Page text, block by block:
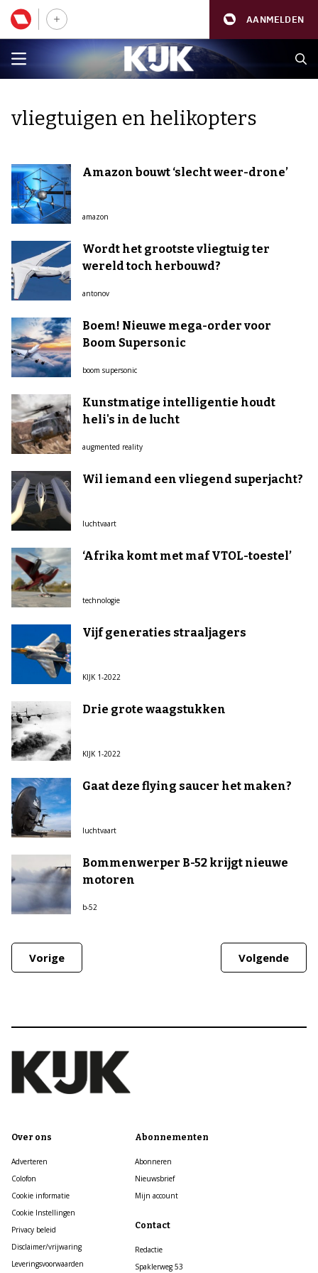
AANMELDEN
vliegtuigen en helikopters
Amazon bouwt ‘slecht weer-drone’
amazon
Wordt het grootste vliegtuig ter
wereld toch herbouwd?
antonov
Boem! Nieuwe mega-order voor
Boom Supersonic
boom supersonic
Kunstmatige intelligentie houdt
heli's in de lucht
augmented reality
Wil iemand een vliegend superjacht?
luchtvaart
‘Afrika komt met maf VTOL-toestel’
technologie
Vijf generaties straaljagers
KIJK 1-2022
Drie grote waagstukken
KIJK 1-2022
Gaat deze flying saucer het maken?
luchtvaart
Bommenwerper B-52 krijgt nieuwe
motoren
b-52
Vorige Volgende
Over ons
Adverteren
Colofon
Cookie informatie
Cookie Instellingen
Privacy beleid
Disclaimer/vrijwaring
Leveringsvoorwaarden
Abonnementen
Abonneren
Nieuwsbrief
Mijn account
Contact
Redactie
Spaklerweg 53